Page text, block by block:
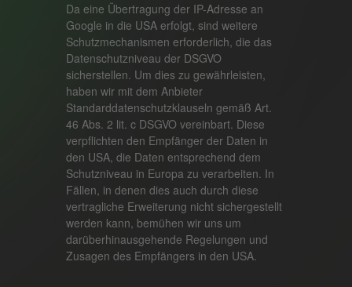
Da eine Übertragung der IP-Adresse an
Google in die USA erfolgt, sind weitere
Schutzmechanismen erforderlich, die das
Datenschutzniveau der DSGVO
sicherstellen. Um dies zu gewährleisten,
haben wir mit dem Anbieter
Standarddatenschutzklauseln gemäß Art.
46 Abs. 2 lit. c DSGVO vereinbart. Diese
verpflichten den Empfänger der Daten in
den USA, die Daten entsprechend dem
Schutzniveau in Europa zu verarbeiten. In
Fällen, in denen dies auch durch diese
vertragliche Erweiterung nicht sichergestellt
werden kann, bemühen wir uns um
darüberhinausgehende Regelungen und
Zusagen des Empfängers in den USA.